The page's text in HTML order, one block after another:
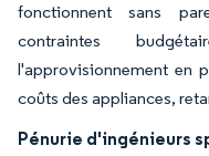
fonctionnent sans
contraintes
l'approvisionnement en
coûts des appliances,
Pénurie d'ingénieurs